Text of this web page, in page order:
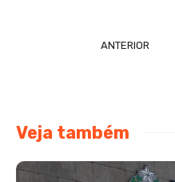
ANTERIOR
Veja também